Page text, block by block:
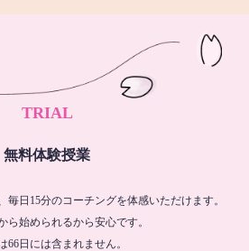
TRIAL
無料体験授業
毎日15分のコーチングを体感いただけます。
ら始められるから安心です。
日には含まれません。